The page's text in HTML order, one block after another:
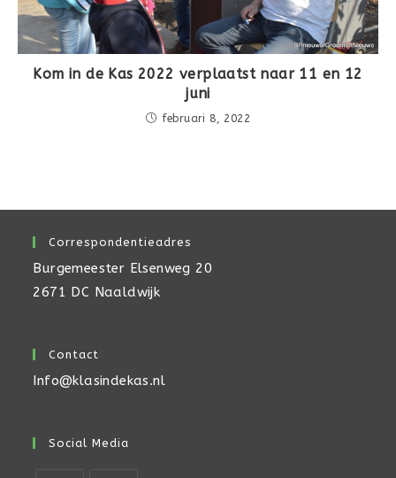
Kom in de Kas 2022 verplaatst naar 11 en 12
juni
februari 8, 2022
Correspondentieadres
Burgemeester Elsenweg 20
2671 DC Naaldwijk
Contact
Info@klasindekas.nl
Social Media